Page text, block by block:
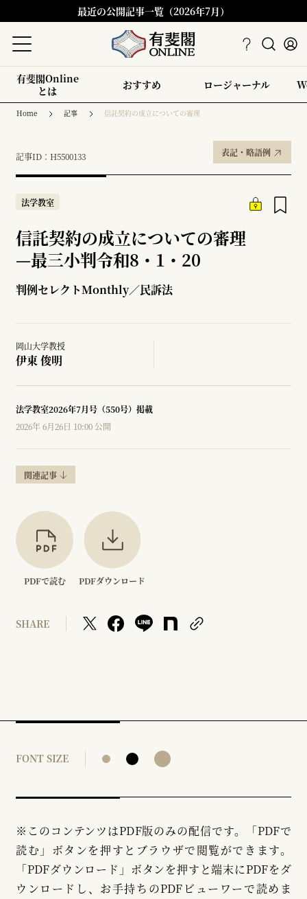
最近の公開記事一覧（2026年7月）
有斐閣Online
とは
おすすめ ロージャーナル
Home 記事 信託契約の成立についての審理
記事ID：H5500133 表記・略語例
法学教室
信託契約の成立についての審理
—最三小判令和8・1・20
判例セレクトMonthly／民訴法
岡山大学教授
伊東 俊明
法学教室2026年7月号（550号）掲載
2026年 6月26日 10:00 公開
関連記事
PDFで読む PDFダウンロード
SHARE
FONT SIZE
※このコンテンツはPDF版のみの配信です。「PDFで
読む」ボタンを押すとブラウザで閲覧ができます。
「PDFダウンロード」ボタンを押すと端末にPDFをダ
ウンロードし、お手持ちのPDFビューワーで読めま